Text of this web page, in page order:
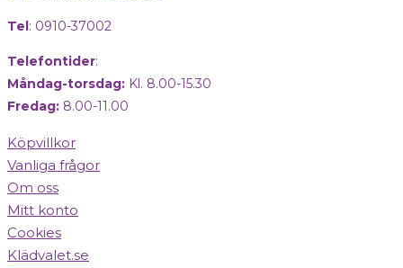
Tel: 0910-37002
Telefontider:
Måndag-torsdag: Kl. 8.00-15.30
Fredag: 8.00-11.00
Köpvillkor
Vanliga frågor
Om oss
Mitt konto
Cookies
Klädvalet.se